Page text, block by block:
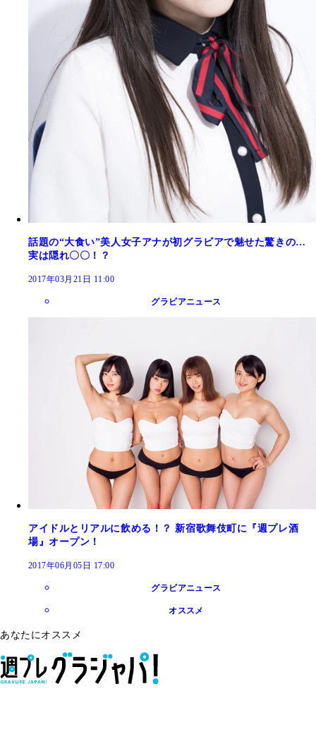
話題の“大食い”美人女子アナが初グラビアで魅せた驚きの…
実は隠れ〇〇！？
2017年03月21日 11:00
グラビアニュース
アイドルとリアルに飲める！？ 新宿歌舞伎町に『週プレ酒
場』オープン！
2017年06月05日 17:00
グラビアニュース
オススメ
あなたにオススメ